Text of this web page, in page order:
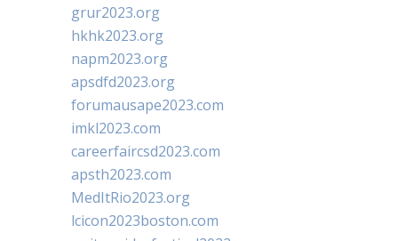
grur2023.org
hkhk2023.org
napm2023.org
apsdfd2023.org
forumausape2023.com
imkl2023.com
careerfaircsd2023.com
apsth2023.com
MedItRio2023.org
lcicon2023boston.com